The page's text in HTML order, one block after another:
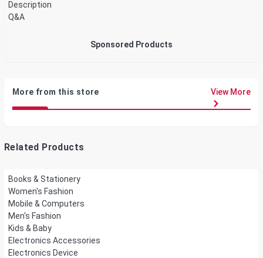
Description
Q&A
Sponsored Products
More from this store View More
Related Products
Books & Stationery
Women's Fashion
Mobile & Computers
Men's Fashion
Kids & Baby
Electronics Accessories
Electronics Device